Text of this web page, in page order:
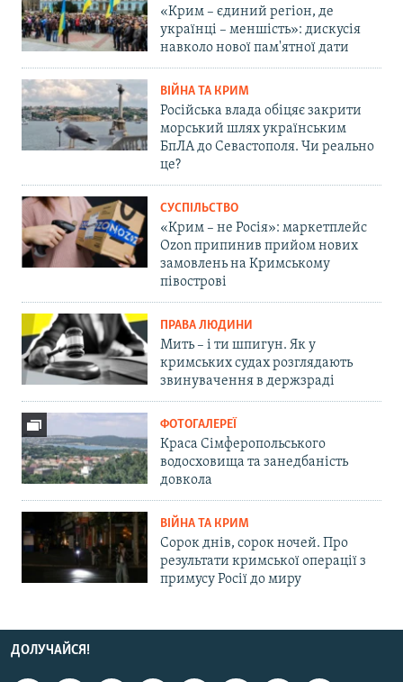
«Крим – єдиний регіон, де
українці – меншість»: дискусія
навколо нової пам'ятної дати
ВІЙНА ТА КРИМ
Російська влада обіцяє закрити
морський шлях українським
БпЛА до Севастополя. Чи реально
це?
СУСПІЛЬСТВО
«Крим – не Росія»: маркетплейс
Ozon припинив прийом нових
замовлень на Кримському
півострові
ПРАВА ЛЮДИНИ
Мить – і ти шпигун. Як у
кримських судах розглядають
звинувачення в держзраді
ФОТОГАЛЕРЕЇ
Краса Сімферопольського
водосховища та занедбаність
довкола
ВІЙНА ТА КРИМ
Сорок днів, сорок ночей. Про
результати кримської операції з
примусу Росії до миру
ДОЛУЧАЙСЯ!